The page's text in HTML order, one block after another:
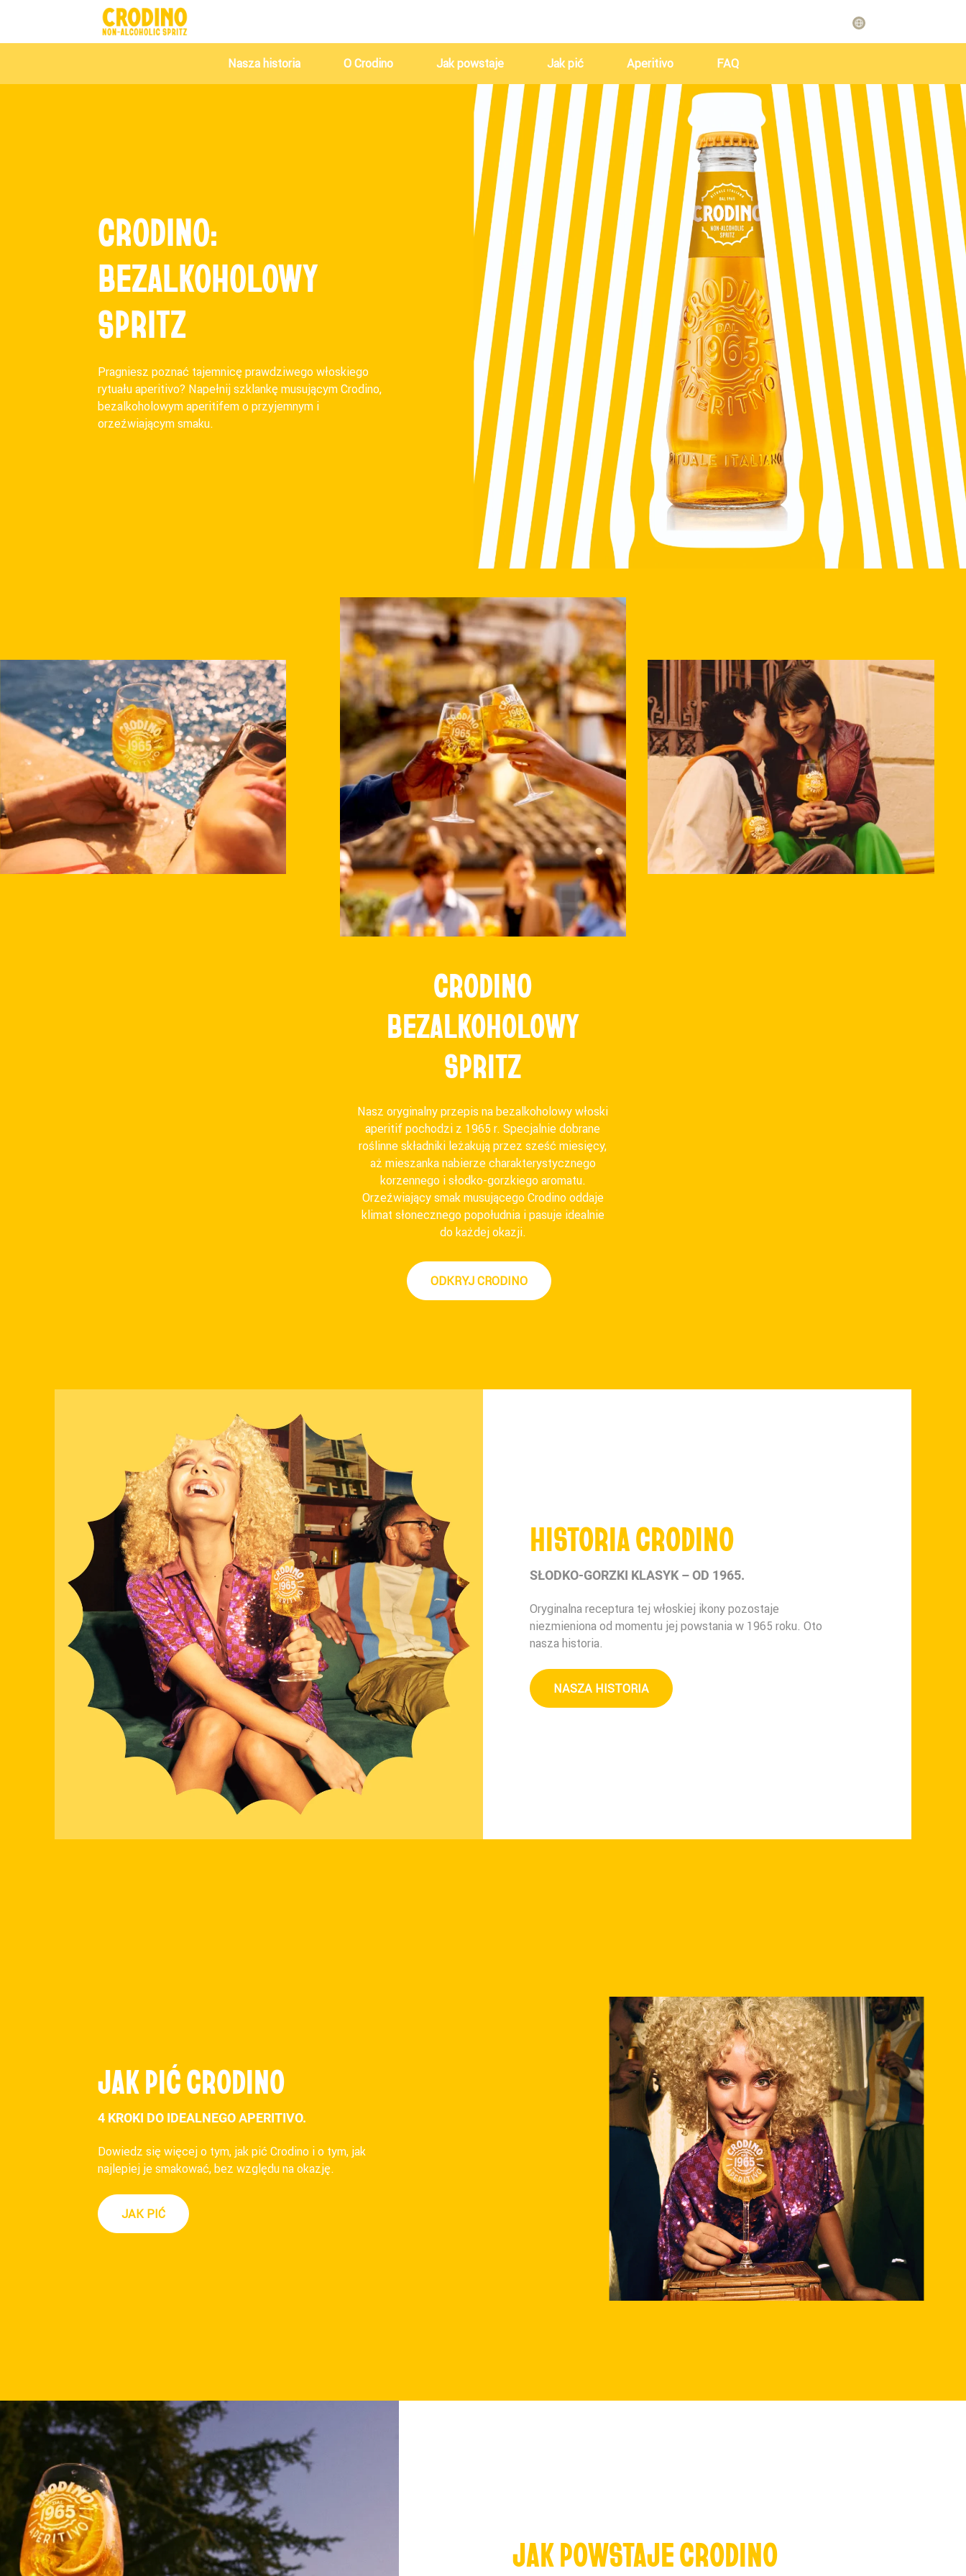
Nasza historia O Crodino Jak powstaje Jak pić Aperitivo FAQ
CRODINO:
BEZALKOHOLOWY
SPRITZ
Pragniesz poznać tajemnicę prawdziwego włoskiego
rytuału aperitivo? Napełnij szklankę musującym Crodino,
bezalkoholowym aperitifem o przyjemnym i
orzeźwiającym smaku.
CRODINO
BEZALKOHOLOWY
SPRITZ
Nasz oryginalny przepis na bezalkoholowy włoski
aperitif pochodzi z 1965 r. Specjalnie dobrane
roślinne składniki leżakują przez sześć miesięcy,
aż mieszanka nabierze charakterystycznego
korzennego i słodko-gorzkiego aromatu.
Orzeźwiający smak musującego Crodino oddaje
klimat słonecznego popołudnia i pasuje idealnie
do każdej okazji.
ODKRYJ CRODINO
HISTORIA CRODINO
SŁODKO-GORZKI KLASYK – OD 1965.
Oryginalna receptura tej włoskiej ikony pozostaje
niezmieniona od momentu jej powstania w 1965 roku. Oto
nasza historia.
NASZA HISTORIA
JAK PIĆ CRODINO
4 KROKI DO IDEALNEGO APERITIVO.
Dowiedz się więcej o tym, jak pić Crodino i o tym, jak
najlepiej je smakować, bez względu na okazję.
JAK PIĆ
JAK POWSTAJE CRODINO